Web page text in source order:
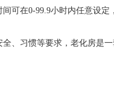
可在0-99.9小时内任意设定
、习惯等要求，老化房是一